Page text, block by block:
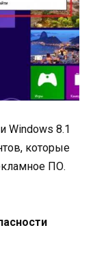
Windows 8.1
которые
ПО.